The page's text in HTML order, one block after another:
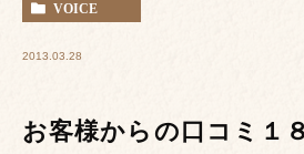
VOICE
2013.03.28
お客様からの口コミ１